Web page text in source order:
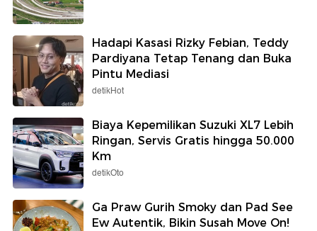
Hadapi Kasasi Rizky Febian, Teddy
Pardiyana Tetap Tenang dan Buka
Pintu Mediasi
detikHot
Biaya Kepemilikan Suzuki XL7 Lebih
Ringan, Servis Gratis hingga 50.000
Km
detikOto
Ga Praw Gurih Smoky dan Pad See
Ew Autentik, Bikin Susah Move On!